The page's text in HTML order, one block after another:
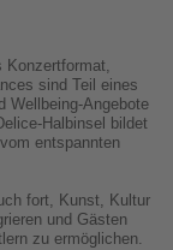
Konzertformat,
sind Teil eines
Wellbeing-Angebote
Halbinsel bildet
entspannten
fort, Kunst, Kultur
und Gästen
zu ermöglichen.